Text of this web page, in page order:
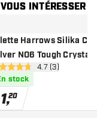
INTÉRESSER
liste de souhaits
Harrows Silika
NO6 Tough
ouvrir le
étoiles de notation
4.7 (3)
stock
1,20